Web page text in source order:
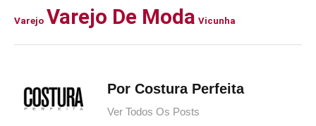
Varejo Varejo De Moda Vicunha
Por Costura Perfeita
Ver Todos Os Posts